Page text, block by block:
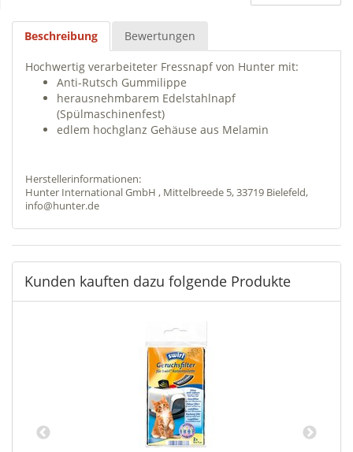
Beschreibung Bewertungen
Hochwertig verarbeiteter Fressnapf von Hunter mit:
Anti-Rutsch Gummilippe
herausnehmbarem Edelstahlnapf
(Spülmaschinenfest)
edlem hochglanz Gehäuse aus Melamin
Herstellerinformationen:
Hunter International GmbH , Mittelbreede 5, 33719 Bielefeld,
info@hunter.de
Kunden kauften dazu folgende Produkte